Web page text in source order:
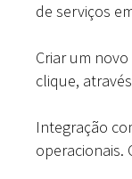
de serviços
Criar um
clique,
Integração
operacionais.